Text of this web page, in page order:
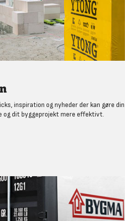
inspiration og nyheder der kan gøre din
og dit byggeprojekt mere effektivt.